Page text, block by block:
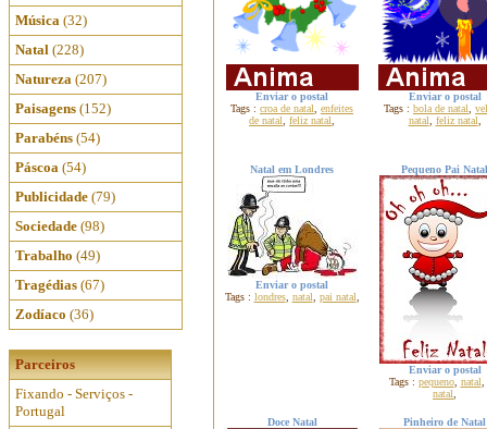
Música (32)
Natal (228)
Natureza (207)
Paisagens (152)
Parabéns (54)
Páscoa (54)
Publicidade (79)
Sociedade (98)
Trabalho (49)
Tragédias (67)
Zodíaco (36)
Parceiros
Fixando - Serviços -
Portugal
Enviar o postal
Tags : croa de natal
enfeites
de natal
feliz natal
Enviar o postal
Tags : bola de natal
natal
feliz natal
Natal em Londres
Enviar o postal
Tags : londres, natal pai natal
Pequeno Pai Natal
Enviar o postal
Tags : pequeno, natal
natal
Doce Natal Pinheiro de Natal